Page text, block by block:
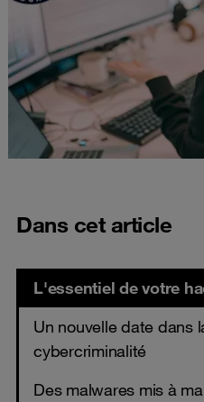
Dans cet article
L'essentiel de votre
Un nouvelle date dans
cybercriminalité
Des malwares mis à